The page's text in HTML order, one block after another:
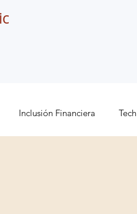
Inclusión Financiera Tech